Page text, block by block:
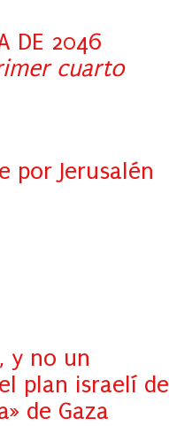
DE 2046
cuarto
por Jerusalén
y no un
plan israelí de
de Gaza